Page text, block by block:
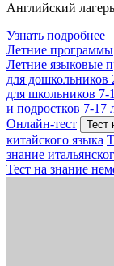
Английский
Узнать подробнее
Летние программы
Летние языковые
для дошкольников
для школьников 7-
и подростков 7-17
Онлайн-тест
Тест
китайского языка
знание
Тест на знание